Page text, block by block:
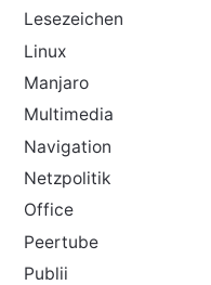
Lesezeichen
Linux
Manjaro
Multimedia
Navigation
Netzpolitik
Office
Peertube
Publii